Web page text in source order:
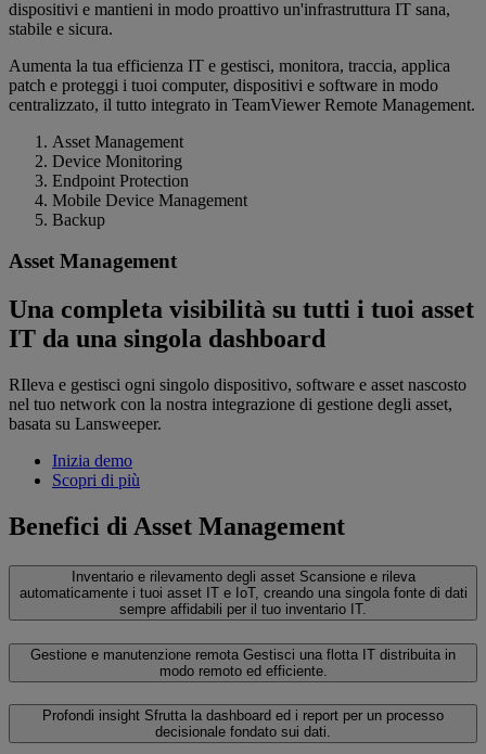
dispositivi e mantieni in modo proattivo un'infrastruttura IT sana,
stabile e sicura.
Aumenta la tua efficienza IT e gestisci, monitora, traccia, applica
patch e proteggi i tuoi computer, dispositivi e software in modo
centralizzato, il tutto integrato in TeamViewer Remote Management.
Asset Management
Device Monitoring
Endpoint Protection
Mobile Device Management
Backup
Asset Management
Una completa visibilità su tutti i tuoi asset
IT da una singola dashboard
RIleva e gestisci ogni singolo dispositivo, software e asset nascosto
nel tuo network con la nostra integrazione di gestione degli asset,
basata su Lansweeper.
Inizia demo
Scopri di più
Benefici di Asset Management
Inventario e rilevamento degli asset Scansione e rileva
automaticamente i tuoi asset IT e IoT, creando una singola fonte di dati
sempre affidabili per il tuo inventario IT.
Gestione e manutenzione remota Gestisci una flotta IT distribuita in
modo remoto ed efficiente.
Profondi insight Sfrutta la dashboard ed i report per un processo
decisionale fondato sui dati.